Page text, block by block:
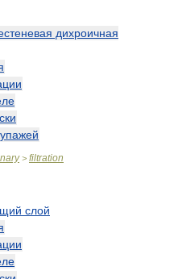
дихроичная
> filtration
слой